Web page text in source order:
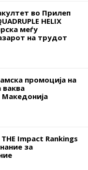
во Прилеп
HELIX
меѓу
на трудот
промоција на
Impact Rankings
за